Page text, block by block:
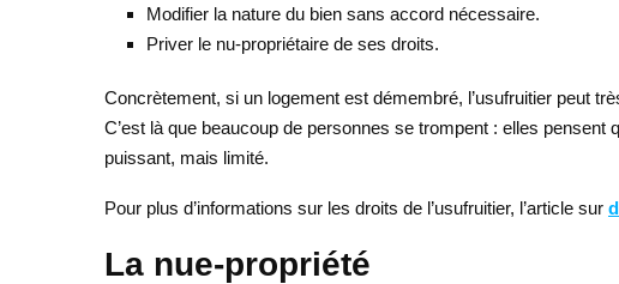
Modifier la nature du bien sans accord nécessaire.
Priver le nu-propriétaire de ses droits.
Concrètement, si un logement est démembré, l’usufruitier peut
C’est là que beaucoup de personnes se trompent : elles pensent
puissant, mais limité.
Pour plus d’informations sur les droits de l’usufruitier, l’article sur
La nue-propriété